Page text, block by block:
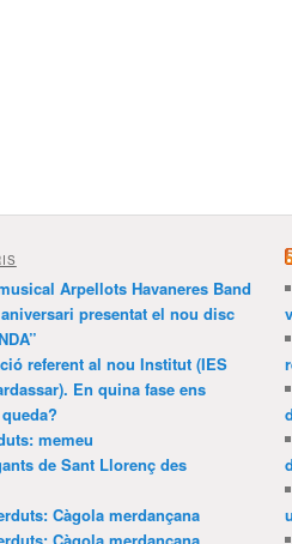
Arpellots Havaneres Band
presentat el nou disc
referent al nou Institut (IES
En quina fase ens
memeu
de Sant Llorenç des
Càgola merdançana